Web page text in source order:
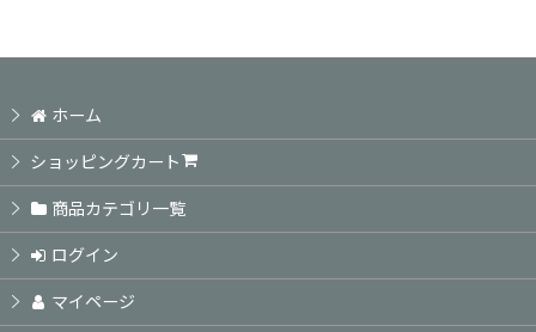
ホーム
ショッピングカート
商品カテゴリ一覧
ログイン
マイページ